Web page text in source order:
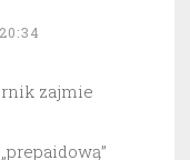
zajmie